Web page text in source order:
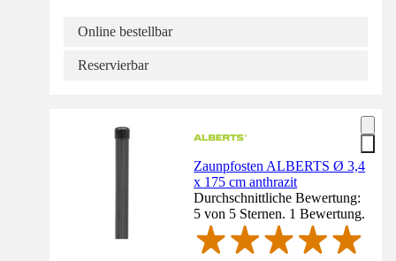
Online bestellbar
Reservierbar
Zaunpfosten ALBERTS Ø 3,4
x 175 cm anthrazit
Durchschnittliche Bewertung:
5 von 5 Sternen. 1 Bewertung.